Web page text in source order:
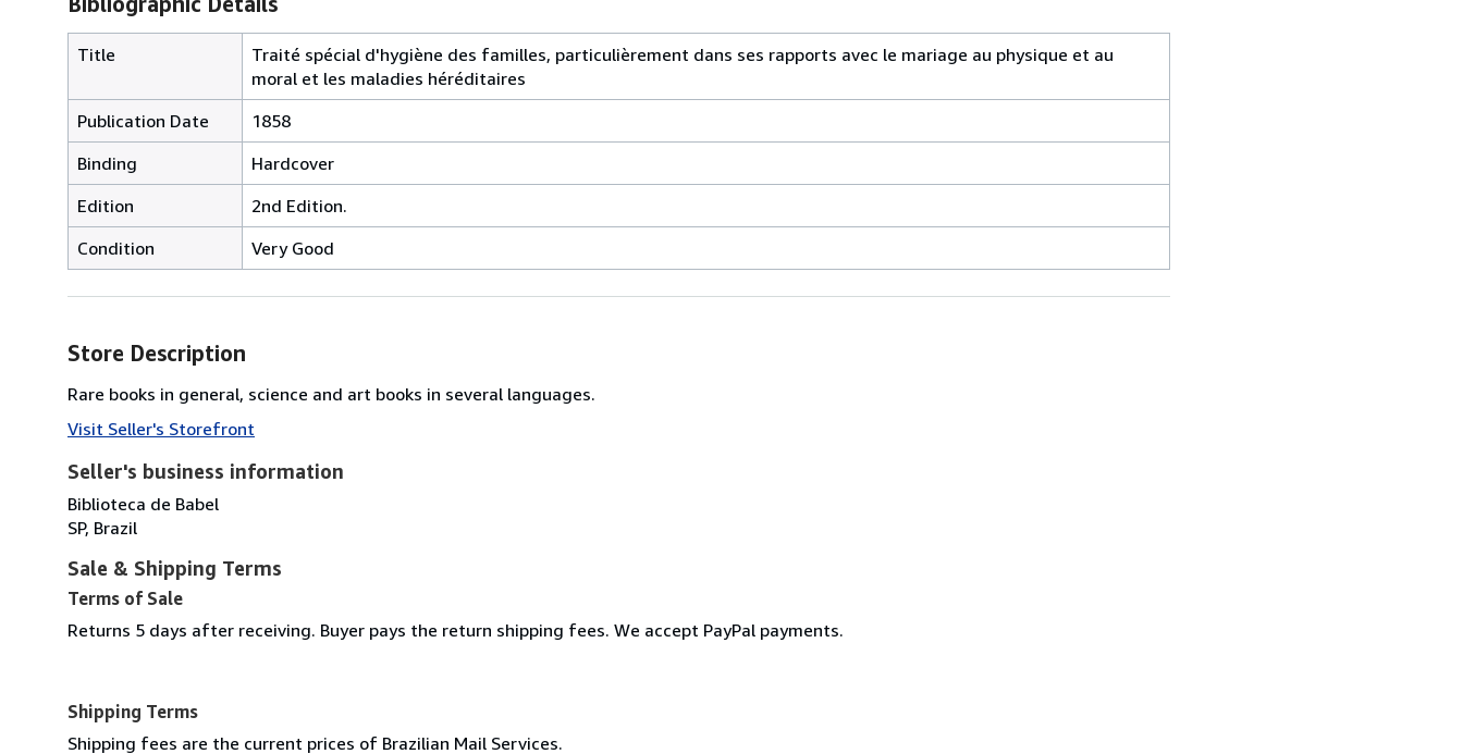
Title
Traité spécial d'hygiène des familles, particulièrement dans ses rapports avec le mariage au physique et au
moral et les maladies héréditaires
Publication Date
1858
Binding
Hardcover
Edition
2nd Edition.
Condition
Very Good
Store Description
Rare books in general, science and art books in several languages.
Visit Seller's Storefront
Seller's business information
Biblioteca de Babel
SP, Brazil
Sale & Shipping Terms
Terms of Sale
Returns 5 days after receiving. Buyer pays the return shipping fees. We accept PayPal payments.
Shipping Terms
Shipping fees are the current prices of Brazilian Mail Services.